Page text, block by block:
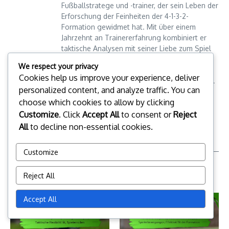
Leo Donovan
Fußballstratege und -trainer, der sein Leben der
Erforschung der Feinheiten der 4-1-3-2-
Formation gewidmet hat. Mit über einem
Jahrzehnt an Trainererfahrung kombiniert er
taktische Analysen mit seiner Liebe zum Spiel
Potenzial auf dem Platz auszuschöpfen. Leo
teilt seine Erkenntnisse durch fesselnde Artikel
und Workshops, mit dem Ziel, das
Fußballverständnis für Fans und angehende
Trainer zu fördern.
Related Posts
We respect your privacy
Cookies help us improve your experience, deliver
personalized content, and analyze traffic. You can
choose which cookies to allow by clicking
Customize. Click Accept Allto consent orReject
Allto decline non-essential cookies.
Customize
Reject All
Accept All